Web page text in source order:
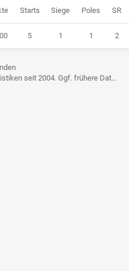
Starts Siege Poles SR
5 1 1 2
Daten sind derzeit noch nicht berücksichtigt.